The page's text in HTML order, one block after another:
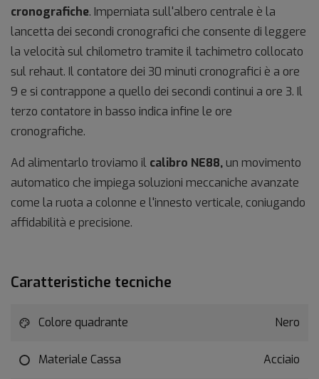
cronografiche. Imperniata sull'albero centrale è la
lancetta dei secondi cronografici che consente di leggere
la velocità sul chilometro tramite il tachimetro collocato
sul rehaut. Il contatore dei 30 minuti cronografici è a ore
9 e si contrappone a quello dei secondi continui a ore 3. Il
terzo contatore in basso indica infine le ore
cronografiche.
Ad alimentarlo troviamo il calibro NE88, un movimento
automatico che impiega soluzioni meccaniche avanzate
come la ruota a colonne e l'innesto verticale, coniugando
affidabilità e precisione.
Caratteristiche tecniche
Colore quadrante Nero
Materiale Cassa Acciaio